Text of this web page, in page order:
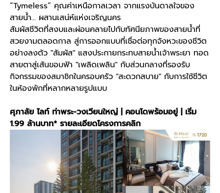
“Tymeless” คุณค่าเหนือกาลเวลา จากแรงบันดาลใจของ
สายน้ำ... ผสานเสน่ห์แห่งเจริญนคร
สัมผัสชีวิตที่สงบและผ่อนคลายไปกับทัศนียภาพของสายน้ำที่
สวยงามตลอดกาล สู่การออกแบบที่เชื่อต่อทุกจังหวะของชีวิต
อย่างลงตัว "สัมผัส" แสงประกายกระทบสายน้ำเจ้าพระยา ทอด
สายตาสู่เส้นขอบฟ้า "เพลิดเพลิน" กับส่วนกลางที่รองรับ
กิจกรรมของสมาชิกในครอบครัว "สะดวกสบาย" กับการใช้ชีวิต
ในห้องพักที่หลากหลายรูปแบบ
ศุภาลัย ไลท์ ท่าพระ-วงเวียนใหญ่ | คอนโดพร้อมอยู่ | เริ่ม
1.99 ล้านบาท* รายละเอียดโครงการคลิก